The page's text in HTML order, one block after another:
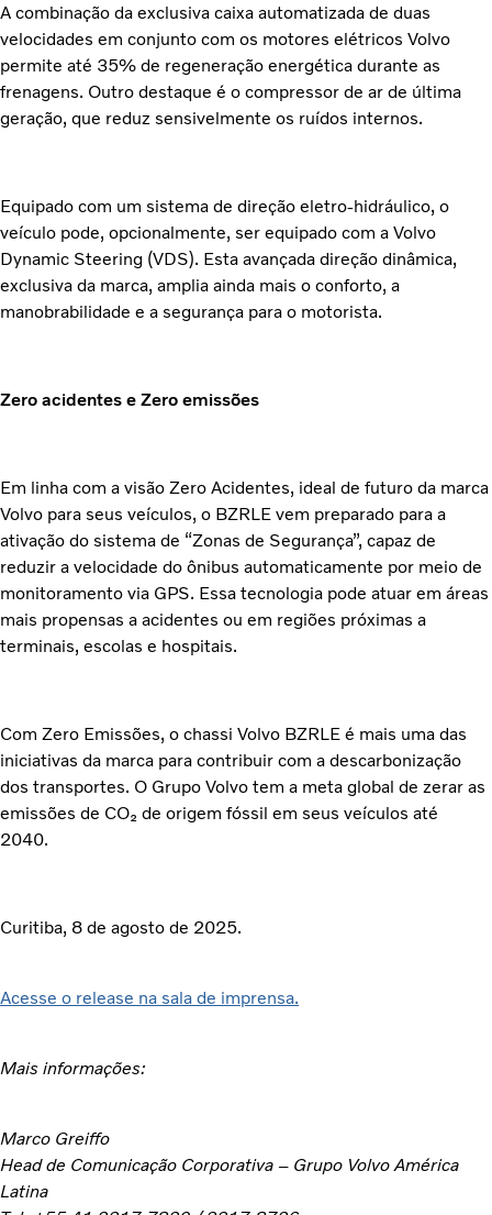
A combinação da exclusiva caixa automatizada de duas
velocidades em conjunto com os motores elétricos Volvo
permite até 35% de regeneração energética durante as
frenagens. Outro destaque é o compressor de ar de última
geração, que reduz sensivelmente os ruídos internos.
Equipado com um sistema de direção eletro-hidráulico, o
veículo pode, opcionalmente, ser equipado com a Volvo
Dynamic Steering (VDS). Esta avançada direção dinâmica,
exclusiva da marca, amplia ainda mais o conforto, a
manobrabilidade e a segurança para o motorista.
Zero acidentes e Zero emissões
Em linha com a visão Zero Acidentes, ideal de futuro da marca
Volvo para seus veículos, o BZRLE vem preparado para a
ativação do sistema de “Zonas de Segurança”, capaz de
reduzir a velocidade do ônibus automaticamente por meio de
monitoramento via GPS. Essa tecnologia pode atuar em áreas
mais propensas a acidentes ou em regiões próximas a
terminais, escolas e hospitais.
Com Zero Emissões, o chassi Volvo BZRLE é mais uma das
iniciativas da marca para contribuir com a descarbonização
dos transportes. O Grupo Volvo tem a meta global de zerar as
emissões de CO₂ de origem fóssil em seus veículos até
2040.
Curitiba, 8 de agosto de 2025.
Acesse o release na sala de imprensa.
Mais informações:
Marco Greiffo
Head de Comunicação Corporativa – Grupo Volvo América
Latina